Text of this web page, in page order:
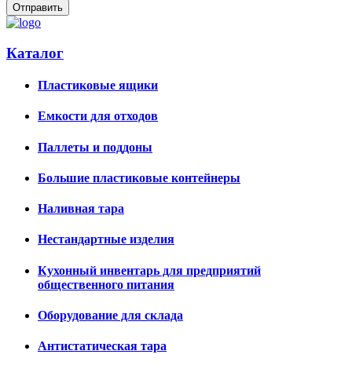
Каталог
Пластиковые ящики
Емкости для отходов
Паллеты и поддоны
Большие пластиковые контейнеры
Наливная тара
Нестандартные изделия
Кухонный инвентарь для предприятий
общественного питания
Оборудование для склада
Антистатическая тара